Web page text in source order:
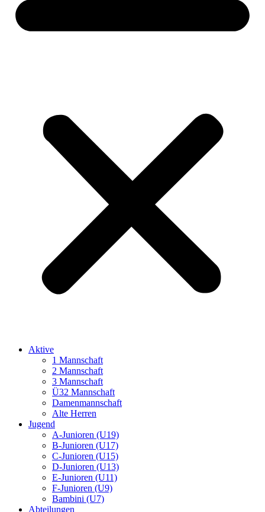
Aktive
1 Mannschaft
2 Mannschaft
3 Mannschaft
Ü32 Mannschaft
Damenmannschaft
Alte Herren
Jugend
A-Junioren (U19)
B-Junioren (U17)
C-Junioren (U15)
D-Junioren (U13)
E-Junioren (U11)
F-Junioren (U9)
Bambini (U7)
Abteilungen